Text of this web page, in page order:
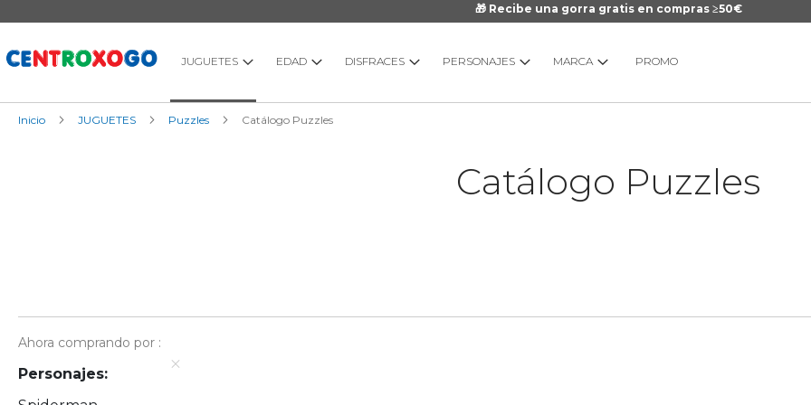
🎁 Recibe una gorra gratis en compras ≥50€
al
JUGUETES
EDAD DISFRACES PERSONAJES MARCA PROMO
Inicio JUGUETES Puzzles Catálogo Puzzles
Catálogo Puzzles
Ahora comprando por
Personajes